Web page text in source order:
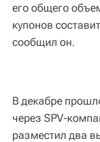
его общего
купонов
сообщил он.
В декабре
через SPV-
разместил два